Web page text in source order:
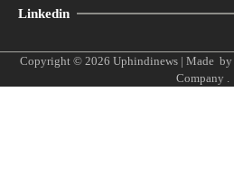
Linkedin
Copyright © 2026 Uphindinews| Made by
Company.